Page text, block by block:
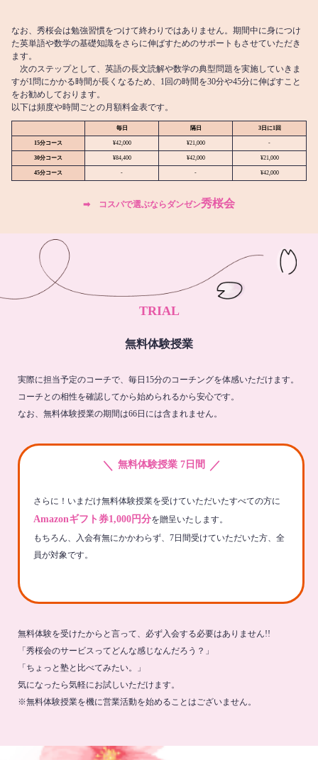
なお、秀桜会は勉強習慣をつけて終わりではありません。期間中に身につけ
た英単語や数学の基礎知識をさらに伸ばすためのサポートもさせていただき
ます。
次のステップとして、英語の長文読解や数学の典型問題を実施していきま
すが1問にかかる時間が長くなるため、1回の時間を30分や45分に伸ばすこと
をお勧めしております。
以下は頻度や時間ごとの月額料金表です。
毎日 隔日 3日に1回
15分コース ¥42,000 ¥21,000 -
30分コース ¥84,400 ¥42,000 ¥21,000
45分コース - - ¥42,000
➡︎ コスパで選ぶならダンゼン秀桜会
TRIAL
無料体験授業
実際に担当予定のコーチで、毎日15分のコーチングを体感いただけます。
コーチとの相性を確認してから始められるから安心です。
なお、無料体験授業の期間は66日には含まれません。
＼ 無料体験授業 7日間 ／
さらに！いまだけ無料体験授業を受けていただいたすべての方に
Amazonギフト券1,000円分を贈呈いたします。
もちろん、入会有無にかかわらず、7日間受けていただいた方、全
員が対象です。
無料体験を受けたからと言って、必ず入会する必要はありません!!
「秀桜会のサービスってどんな感じなんだろう？」
「ちょっと塾と比べてみたい。」
気になったら気軽にお試しいただけます。
※無料体験授業を機に営業活動を始めることはございません。